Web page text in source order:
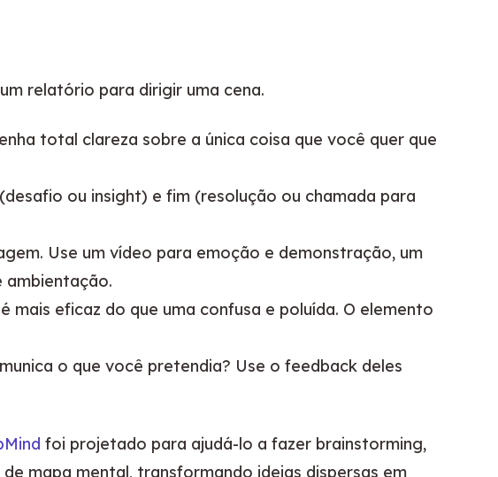
relatório para dirigir uma cena.
total clareza sobre a única coisa que você quer que
ou insight) e fim (resolução ou chamada para
Use um vídeo para emoção e demonstração, um
mais eficaz do que uma confusa e poluída. O elemento
o que você pretendia? Use o feedback deles
foi projetado para ajudá-lo a fazer brainstorming,
mapa mental, transformando ideias dispersas em